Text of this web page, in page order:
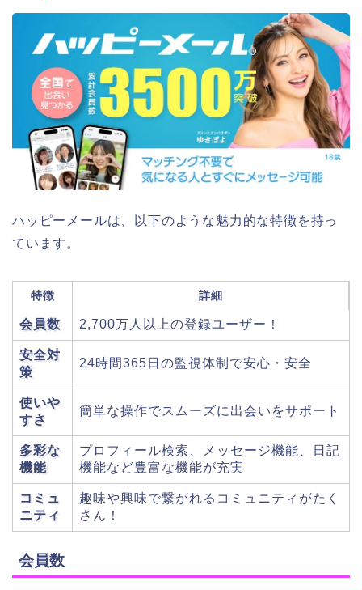
ハッピーメールは、以下のような魅力的な特徴を持っ
ています。
特徴 詳細
会員数 2,700万人以上の登録ユーザー！
安全対
策
24時間365日の監視体制で安心・安全
使いや
すさ
簡単な操作でスムーズに出会いをサポート
多彩な
機能
プロフィール検索、メッセージ機能、日記
機能など豊富な機能が充実
コミュ
ニティ
趣味や興味で繋がれるコミュニティがたく
さん！
会員数